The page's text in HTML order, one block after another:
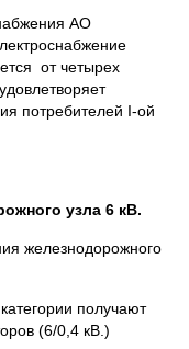
АО
от четырех
потребителей I-ой
узла 6 кВ.
железнодорожного
получают
(6/0,4 кВ.)